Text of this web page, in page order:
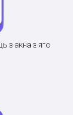
з акна з яго